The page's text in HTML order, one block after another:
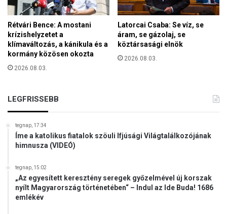
Rétvári Bence: A mostani
krízishelyzetet a
klímaváltozás, a kánikula és a
kormány közösen okozta
2026.08.03.
Latorcai Csaba: Se víz, se
áram, se gázolaj, se
köztársasági elnök
2026.08.03.
LEGFRISSEBB
tegnap, 17:34
Íme a katolikus fiatalok szöuli Ifjúsági Világtalálkozójának
himnusza (VIDEÓ)
tegnap, 15:02
„Az egyesített keresztény seregek győzelmével új korszak
nyílt Magyarország történetében“ – Indul az Ide Buda! 1686
emlékév